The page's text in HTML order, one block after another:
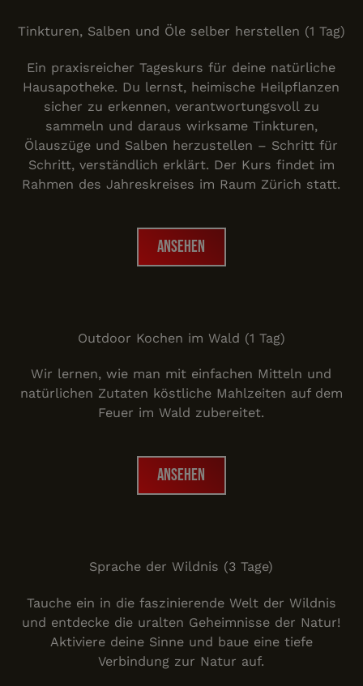
Tinkturen, Salben und Öle selber herstellen (1 Tag)
Ein praxisreicher Tageskurs für deine natürliche
Hausapotheke. Du lernst, heimische Heilpflanzen
sicher zu erkennen, verantwortungsvoll zu
sammeln und daraus wirksame Tinkturen,
Ölauszüge und Salben herzustellen – Schritt für
Schritt, verständlich erklärt. Der Kurs findet im
Rahmen des Jahreskreises im Raum Zürich statt.
Ansehen
Ansehen
Outdoor Kochen im Wald (1 Tag)
Wir lernen, wie man mit einfachen Mitteln und
natürlichen Zutaten köstliche Mahlzeiten auf dem
Feuer im Wald zubereitet.
Ansehen
Sprache der Wildnis (3 Tage)
Tauche ein in die faszinierende Welt der Wildnis
und entdecke die uralten Geheimnisse der Natur!
Aktiviere deine Sinne und baue eine tiefe
Verbindung zur Natur auf.